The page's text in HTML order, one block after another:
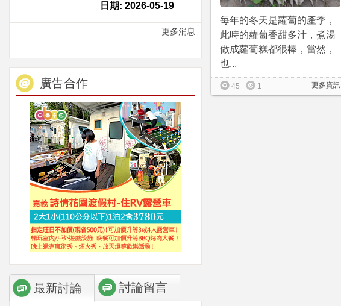
日期: 2026-05-19
更多消息
廣告合作
最新討論 討論留言
每年的冬天是蘿蔔的產季，
此時的蘿蔔香甜多汁，煮湯
做成蘿蔔糕都很棒，當然，
也...
更多資訊
45 1